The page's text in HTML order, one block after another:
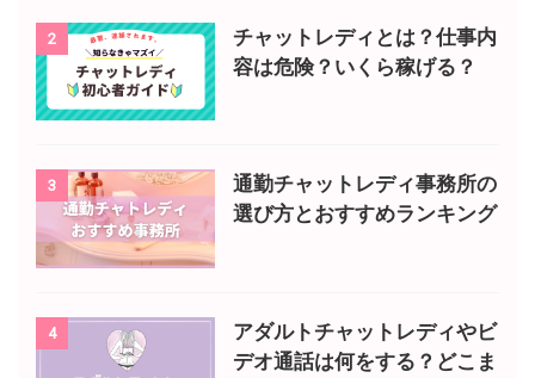
2
チャットレディとは？仕事内
容は危険？いくら稼げる？
3
通勤チャットレディ事務所の
選び方とおすすめランキング
4
アダルトチャットレディやビ
デオ通話は何をする？どこま